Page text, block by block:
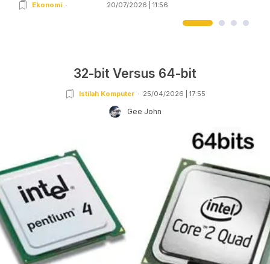
Ekonomi 20/07/2026 | 11:56
32-bit Versus 64-bit
Istilah Komputer 25/04/2026 | 17:55
Gee John